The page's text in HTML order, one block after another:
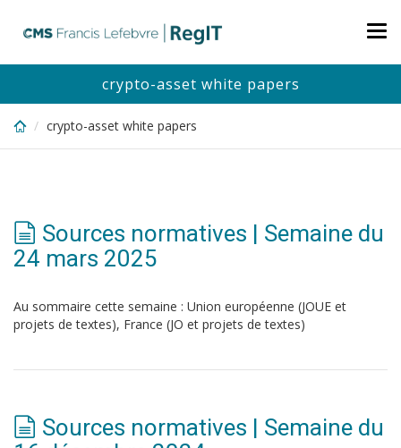
content
crypto-asset white papers
crypto-asset white papers
Sources normatives | Semaine du
24 mars 2025
Au sommaire cette semaine : Union européenne (JOUE et
projets de textes), France (JO et projets de textes)
Sources normatives | Semaine du